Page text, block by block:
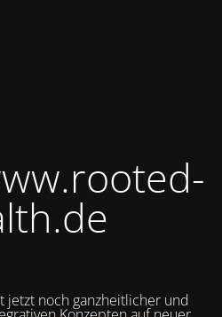
jetzt noch ganzheitlicher und